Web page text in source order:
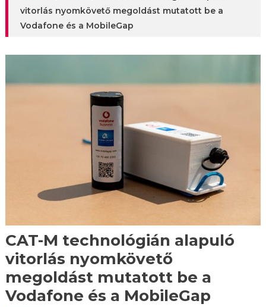
vitorlás nyomkövető megoldást mutatott be a
Vodafone és a MobileGap
CAT-M technológián alapuló
vitorlás nyomkövető
megoldást mutatott be a
Vodafone és a MobileGap